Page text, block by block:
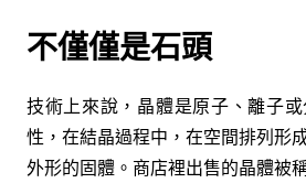
不僅僅是石頭
技術上來說，晶體是原子、離子
性，在結晶過程中，在空間排列形
外形的固體。商店裡出售的晶體被